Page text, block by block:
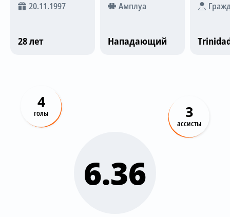
20.11.1997
28 лет
Амплуа
Нападающий
6.36
4
голы 3
ассисты
Трансляции
Контакты